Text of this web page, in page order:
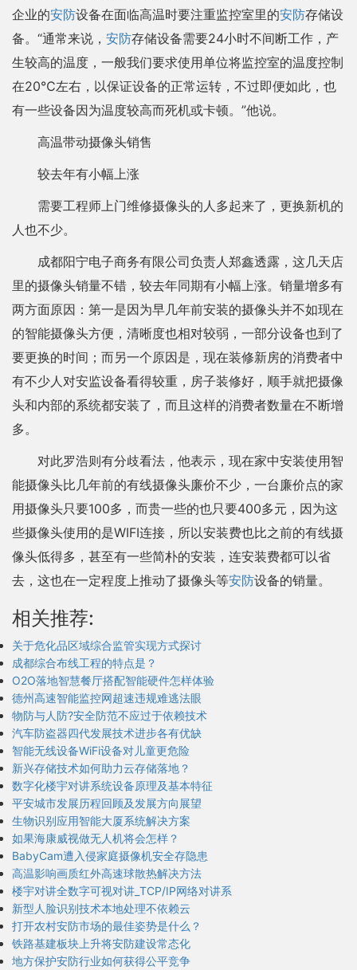
企业的安防设备在面临高温时要注重监控室里的安防存储设
备。“通常来说， 安防存储设备需要24小时不间断工作，产
生较高的温度，一般我们要求使用单位将监控室的温度控制
在20℃左右，以保证设备的正常运转，不过即便如此，也
有一些设备因为温度较高而死机或卡顿。”他说。
高温带动摄像头销售
较去年有小幅上涨
需要工程师上门维修摄像头的人多起来了，更换新机的
人也不少。
成都阳宁电子商务有限公司负责人郑鑫透露，这几天店
里的摄像头销量不错，较去年同期有小幅上涨。销量增多有
两方面原因：第一是因为早几年前安装的摄像头并不如现在
的智能摄像头方便，清晰度也相对较弱，一部分设备也到了
要更换的时间；而另一个原因是，现在装修新房的消费者中
有不少人对安监设备看得较重，房子装修好，顺手就把摄像
头和内部的系统都安装了，而且这样的消费者数量在不断增
多。
对此罗浩则有分歧看法，他表示，现在家中安装使用智
能摄像头比几年前的有线摄像头廉价不少，一台廉价点的家
用摄像头只要100多，而贵一些的也只要400多元，因为这
些摄像头使用的是WIFI连接，所以安装费也比之前的有线摄
像头低得多，甚至有一些简朴的安装，连安装费都可以省
去，这也在一定程度上推动了摄像头等安防设备的销量。
相关推荐:
关于危化品区域综合监管实现方式探讨
成都综合布线工程的特点是？
O2O落地智慧餐厅搭配智能硬件怎样体验
德州高速智能监控网超速违规难逃法眼
物防与人防?安全防范不应过于依赖技术
汽车防盗器四代发展技术进步各有优缺
智能无线设备WiFi设备对儿童更危险
新兴存储技术如何助力云存储落地？
数字化楼宇对讲系统设备原理及基本特征
平安城市发展历程回顾及发展方向展望
生物识别应用智能大厦系统解决方案
如果海康威视做无人机将会怎样？
BabyCam遭入侵家庭摄像机安全存隐患
高温影响画质红外高速球散热解决方法
楼宇对讲全数字可视对讲_TCP/IP网络对讲系
新型人脸识别技术本地处理不依赖云
打开农村安防市场的最佳姿势是什么？
铁路基建板块上升将安防建设常态化
地方保护安防行业如何获得公平竞争